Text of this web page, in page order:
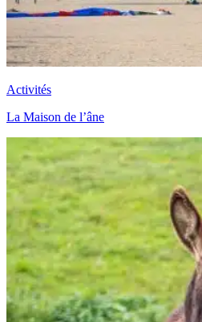
Activités
La Maison de l’âne